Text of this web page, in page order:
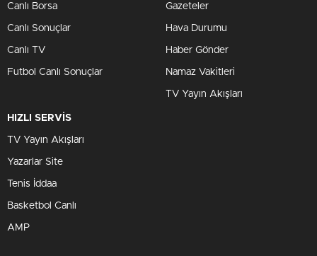
Canlı Borsa
Canlı Sonuçlar
Canlı TV
Futbol Canlı Sonuçlar
Gazeteler
Hava Durumu
Haber Gönder
Namaz Vakitleri
TV Yayın Akışları
HIZLI SERVİS
TV Yayın Akışları
Yazarlar Site
Tenis İddaa
Basketbol Canlı
AMP